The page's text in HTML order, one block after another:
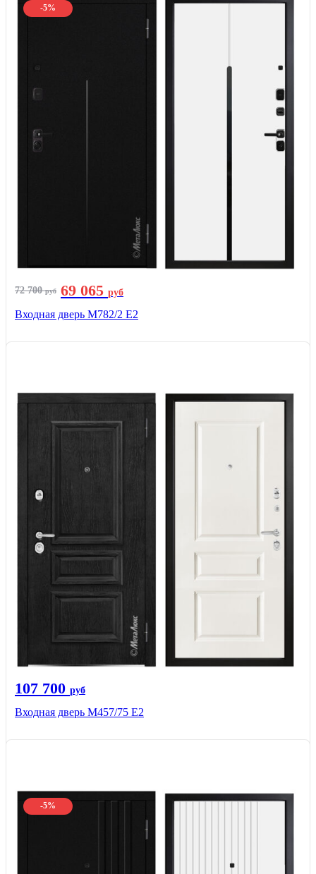
-5%
72 700руб 69 065 руб
Входная дверь М782/2 E2
107 700 руб
Входная дверь М457/75 Е2
-5%